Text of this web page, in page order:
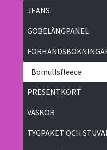
JEANS
GOBELÄNGPANEL
Bomullsfleece
PRESENTKORT
VÄSKOR
TYGPAKET OCH